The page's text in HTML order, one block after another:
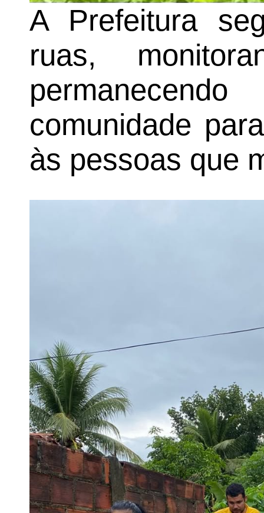
A Prefeitura
ruas,
comunidade
às pessoas que